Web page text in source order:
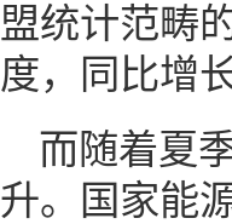
盟统计范畴
度，同比增
而随着夏
升。国家能